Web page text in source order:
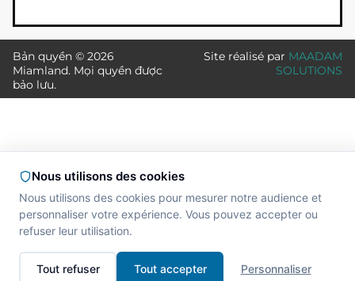
Bản quyền © 2026
Miamland. Mọi quyền được
bảo lưu.
Site réalisé par MAADAM
SOLUTIONS
Nous utilisons des cookies
Nous utilisons des cookies pour mesurer notre audience et
personnaliser votre expérience. Vous pouvez accepter ou
refuser leur utilisation.
Tout refuser Tout accepter Personnaliser